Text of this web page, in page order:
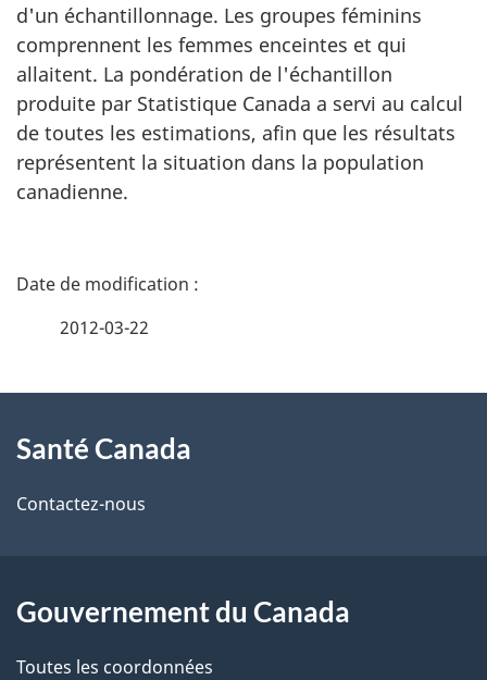
d'un échantillonnage. Les groupes féminins
comprennent les femmes enceintes et qui
allaitent. La pondération de l'échantillon
produite par Statistique Canada a servi au calcul
de toutes les estimations, afin que les résultats
représentent la situation dans la population
canadienne.
D
i
l
d
e
2012-03-22
propos
de
site
Santé Canada
Contactez-nous
Gouvernement du Canada
Toutes les coordonnées